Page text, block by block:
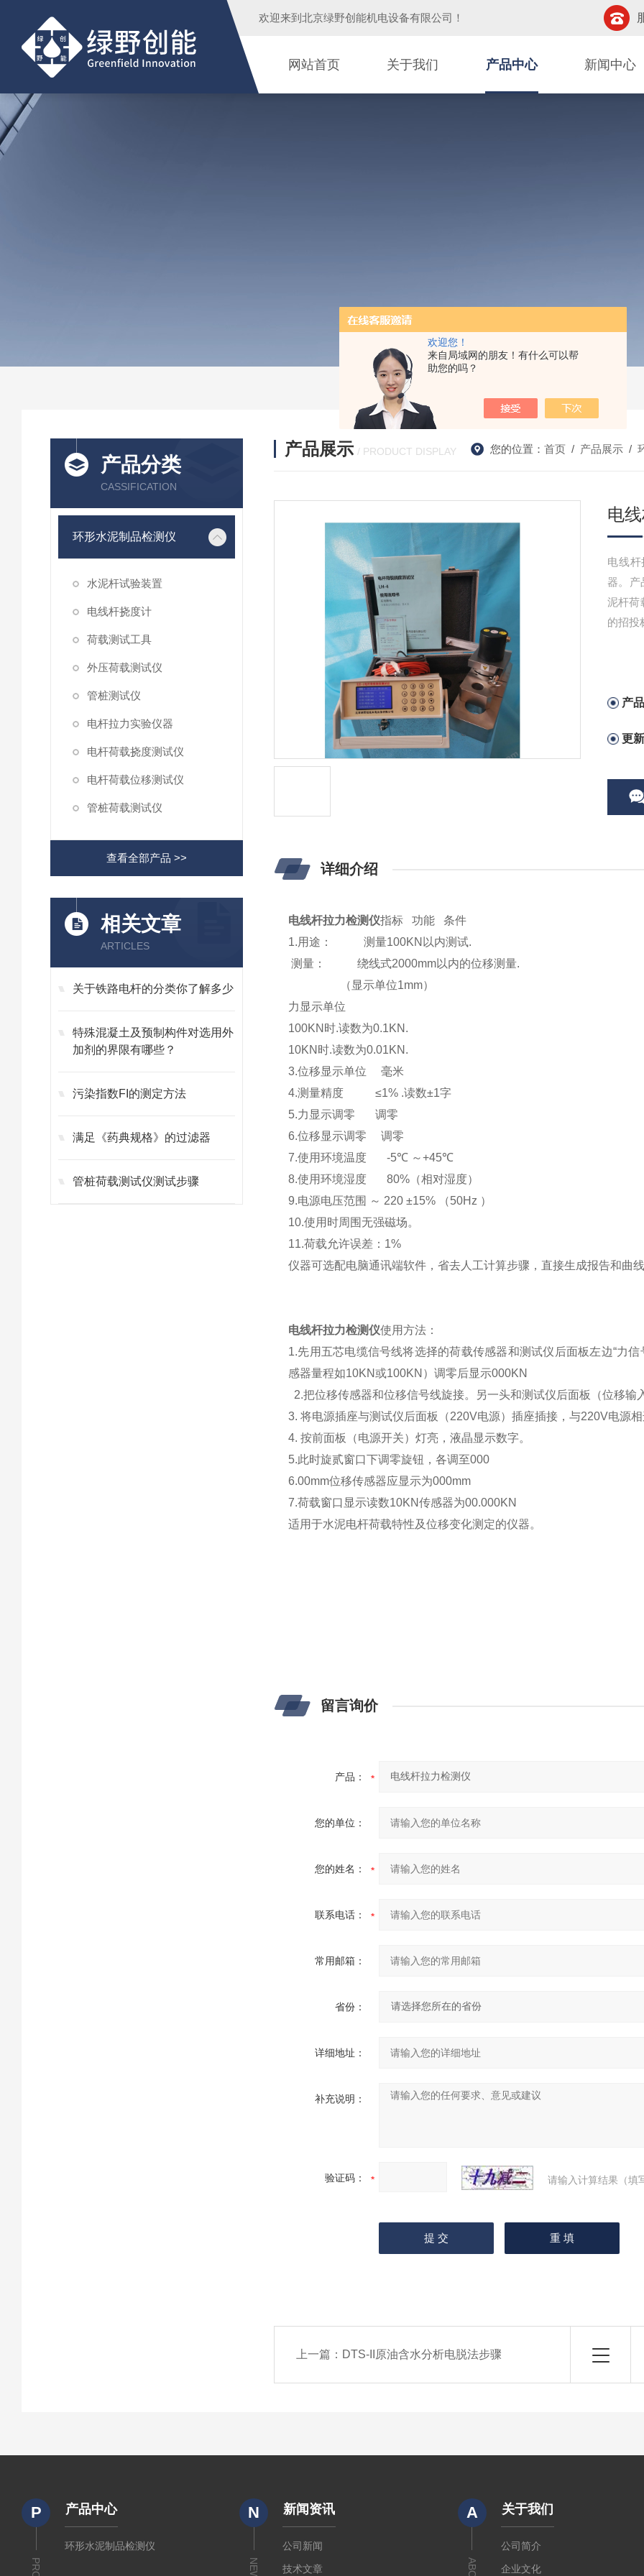
欢迎您！
来自局域网的朋友！有什么可以帮
助您的吗？
欢迎来到 北京绿野创能机电设备有限公司 ！
网站首页 关于我们 产品中心 新闻中心
产品分类
CASSIFICATION
环形水泥制品检测仪
水泥杆试验装置
电线杆挠度计
荷载测试工具
外压荷载测试仪
管桩测试仪
电杆拉力实验仪器
电杆荷载挠度测试仪
电杆荷载位移测试仪
管桩荷载测试仪
查看全部产品 >>
相关文章
ARTICLES
关于铁路电杆的分类你了解多少
特殊混凝土及预制构件对选用外
加剂的界限有哪些？
污染指数FI的测定方法
满足《药典规格》的过滤器
管桩荷载测试仪测试步骤
产品展示 / PRODUCT DISPLAY 您的位置： 首页/ 产品展示/
电
电线
器。产
泥杆荷
的招投
产
更
详细介绍
电线杆拉力检测仪指标 功能 条件
1.用途： 测量100KN以内测试.
测量： 绕线式2000mm以内的位移测量.
（显示单位1mm）
力显示单位
100KN时.读数为0.1KN.
10KN时.读数为0.01KN.
3.位移显示单位 毫米
4.测量精度
≤1% .读数±1字
5.力显示调零 调零
6.位移显示调零 调零
7.使用环境温度
-5℃ ～+45℃
8.使用环境湿度
80%（相对湿度）
9.电源电压范围 ～ 220 ±15% （50Hz ）
10.使用时周围无强磁场。
11.荷载允许误差：1%
仪器可选配电脑通讯端软件，省去人工计算步骤，直接生成报告和曲
电线杆拉力检测仪使用方法：
1.先用五芯电缆信号线将选择的荷载传感器和测试仪后面板左边“力
感器量程如10KN或100KN）调零后显示000KN
2.把位移传感器和位移信号线旋接。另一头和测试仪后面板（位移输
3.将电源插座与测试仪后面板（220V电源）插座插接，与220V电源
4. 按前面板（电源开关）灯亮，液晶显示数字。
5.此时旋贰窗口下调零旋钮，各调至000
6.00mm位移传感器应显示为000mm
7.荷载窗口显示读数10KN传感器为00.000KN
适用于水泥电杆荷载特性及位移变化测定的仪器。
留言询价
产品：
您的单位：
您的姓名：
联系电话：
常用邮箱：
省份：
详细地址：
补充说明：
验证码： 请输入计算结果（填
上一篇： DTS-II原油含水分析电脱法步骤
P 产品中心
环形水泥制品检测仪
N 新闻资讯
公司新闻
技术文章
A 关于我们
公司简介
企业文化